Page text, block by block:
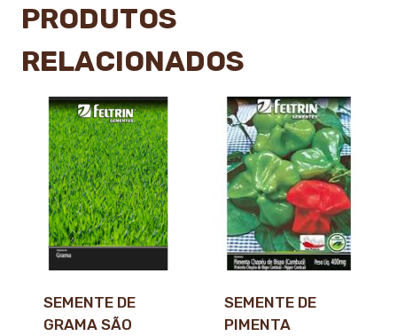
PRODUTOS
RELACIONADOS
SEMENTE DE
GRAMA SÃO
SEMENTE DE
PIMENTA